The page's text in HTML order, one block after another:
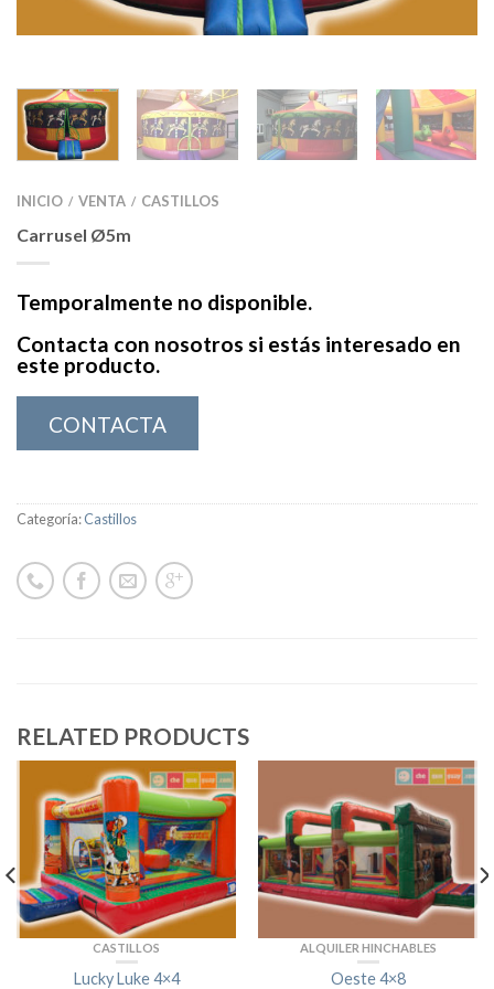
INICIO / VENTA / CASTILLOS
Carrusel Ø5m
Temporalmente no disponible.
Contacta con nosotros si estás interesado en
este producto.
CONTACTA
Categoría:Castillos
RELATED PRODUCTS
CASTILLOS
Lucky Luke 4×4
ALQUILER HINCHABLES
Oeste 4×8